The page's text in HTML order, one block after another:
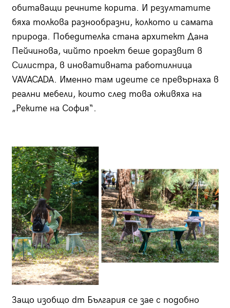
обитаващи речните корита. И резултатите
бяха толкова разнообразни, колкото и самата
природа. Победителка стана архитект Дана
Пейчинова, чийто проект беше доразвит в
Силистра, в иновативната работилница
VAVACADA. Именно там идеите се превърнаха в
реални мебели, които след това оживяха на
„Реките на София“.
Защо изобщо dm България се зае с подобно